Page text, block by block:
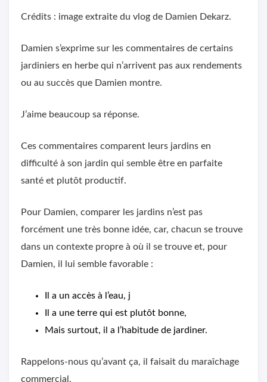
Crédits : image extraite du vlog de Damien Dekarz.
Damien s’exprime sur les commentaires de certains
jardiniers en herbe qui n’arrivent pas aux rendements
ou au succès que Damien montre.
J’aime beaucoup sa réponse.
Ces commentaires comparent leurs jardins en
difficulté à son jardin qui semble être en parfaite
santé et plutôt productif.
Pour Damien, comparer les jardins n’est pas
forcément une très bonne idée, car, chacun se trouve
dans un contexte propre à où il se trouve et, pour
Damien, il lui semble favorable :
Il a un accès à l’eau, j
Il a une terre qui est plutôt bonne,
Mais surtout, il a l’habitude de jardiner.
Rappelons-nous qu’avant ça, il faisait du maraîchage
commercial,